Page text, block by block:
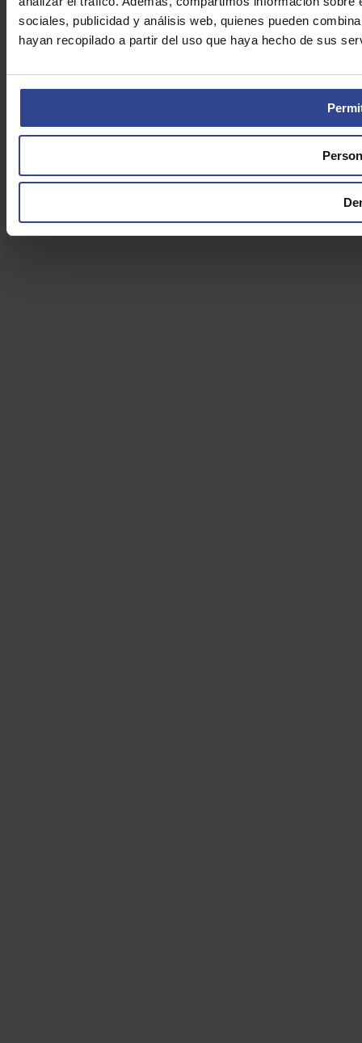
sociales, publicidad y análisis web, quienes pueden
hayan recopilado a partir del uso que haya hecho de sus